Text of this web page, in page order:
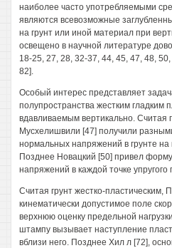
наиболее часто употребляемыми
являются всевозможные
на грунт или иной материал при
освещено в научной литературе
18-25, 27, 28, 32-37, 44, 45, 47, 48,
82].
Особый интерес представляет
полупространства жестким гладким
вдавливаемым вертикально. Считая
Мусхелишвили [47] получили
нормальных напряжений в грунте
Позднее Новацкий [50] привел
напряжений в каждой точке упругого
Считая грунт жестко-пластическим,
кинематически допустимое поле
верхнюю оценку предельной
штампу вызывает наступление
вблизи него. Позднее Хил л [72],